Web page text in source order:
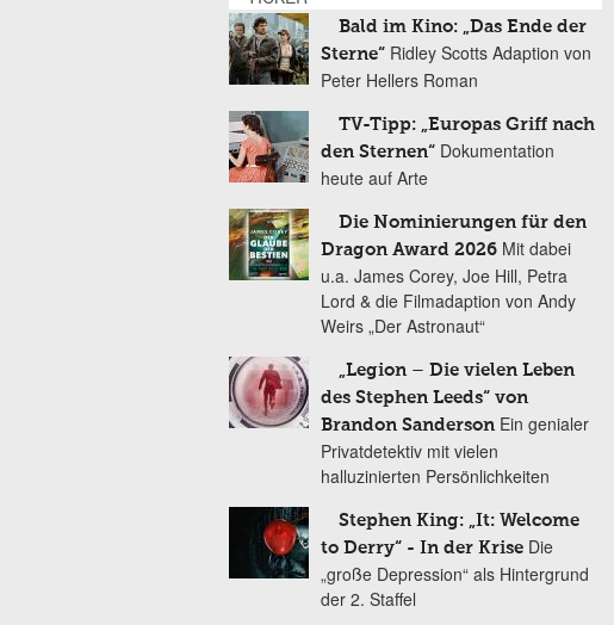
Bald im Kino: „Das Ende der
Sterne“ Ridley Scotts Adaption von
Peter Hellers Roman
TV-Tipp: „Europas Griff nach
den Sternen“ Dokumentation
heute auf Arte
Die Nominierungen für den
Dragon Award 2026 Mit dabei
u.a. James Corey, Joe Hill, Petra
Lord & die Filmadaption von Andy
Weirs „Der Astronaut“
„Legion – Die vielen Leben
des Stephen Leeds“ von
Brandon Sanderson Ein genialer
Privatdetektiv mit vielen
halluzinierten Persönlichkeiten
Stephen King: „It: Welcome
to Derry“ - In der Krise Die
„große Depression“ als Hintergrund
der 2. Staffel